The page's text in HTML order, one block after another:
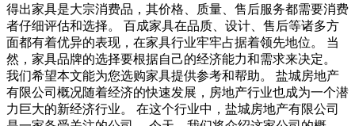
得出家具是大宗消费品，其价格、质量、售后服务都需要消费
者仔细评估和选择。 百成家具在品质、设计、售后等诸多方
面都有着优异的表现，在家具行业牢牢占据着领先地位。 当
然，家具品牌的选择要根据自己的经济能力和需求来决定。
我们希望本文能为您选购家具提供参考和帮助。 盐城房地产
有限公司概况随着经济的快速发展，房地产行业也成为一个潜
力巨大的新经济行业。 在这个行业中，盐城房地产有限公司